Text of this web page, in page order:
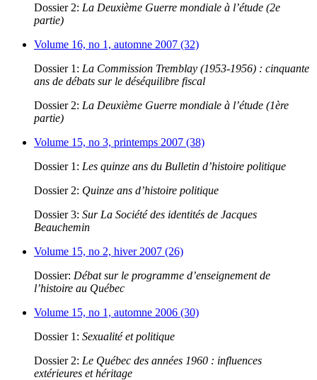
Dossier 2: La Deuxième Guerre mondiale à l’étude (2e
partie)
Volume 16, no 1, automne 2007 (32)
Dossier 1: La Commission Tremblay (1953-1956) : cinquante
ans de débats sur le déséquilibre fiscal
Dossier 2: La Deuxième Guerre mondiale à l’étude (1ère
partie)
Volume 15, no 3, printemps 2007 (38)
Dossier 1: Les quinze ans du Bulletin d’histoire politique
Dossier 2: Quinze ans d’histoire politique
Dossier 3: Sur La Société des identités de Jacques
Beauchemin
Volume 15, no 2, hiver 2007 (26)
Dossier: Débat sur le programme d’enseignement de
l’histoire au Québec
Volume 15, no 1, automne 2006 (30)
Dossier 1: Sexualité et politique
Dossier 2: Le Québec des années 1960 : influences
extérieures et héritage